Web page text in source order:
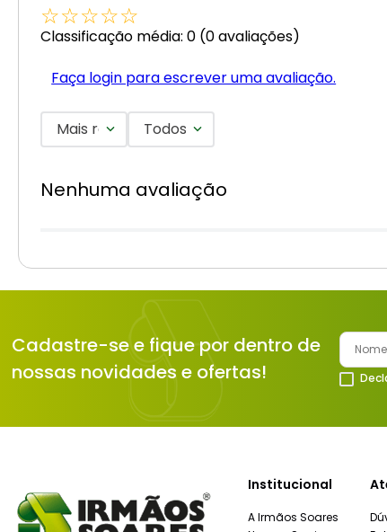
☆☆☆☆☆
Classificação média: 0 (0 avaliações)
Faça login para escrever uma avaliação.
Mais recentesTodos
Nenhuma avaliação
Cadastre-se e fique por dentro de
nossas novidades e ofertas!
Institucional
A Irmãos Soares